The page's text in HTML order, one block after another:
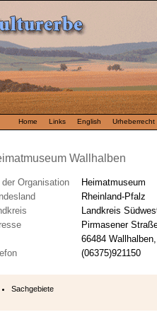
Home Links English Urheberrecht
Wallhalben
Organisation
Heimatmuseum
Rheinland-Pfalz
Landkreis
Pirmasener
66484
(06375)921150
Sachgebiete